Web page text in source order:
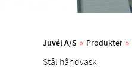
Juvél A/S » Produkter »
Stål håndvask